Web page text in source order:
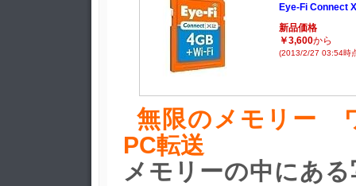
Eye-Fi Connect
新品価格
￥3,600から
(2013/2/27 03:54時
無限のメモリー
PC転送
メモリーの中にあ